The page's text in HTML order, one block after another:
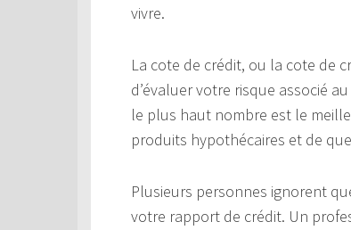
vivre.
La cote de crédit, ou la cote de
d’évaluer votre risque associé
le plus haut nombre est le
produits hypothécaires et de
Plusieurs personnes ignorent
votre rapport de crédit. Un